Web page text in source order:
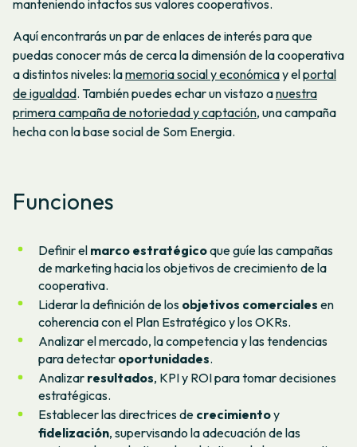
manteniendo intactos sus valores cooperativos.
Aquí encontrarás un par de enlaces de interés para que
puedas conocer más de cerca la dimensión de la cooperativa
a distintos niveles: lamemoria social y económicay elportal
de igualdad. También puedes echar un vistazo anuestra
primera campaña de notoriedad y captación, una campaña
hecha con la base social de Som Energia.
Funciones
Definir el marco estratégicoque guíe las campañas
de marketing hacia los objetivos de crecimiento de la
cooperativa.
Liderar la definición de los objetivos comerciales en
coherencia con el Plan Estratégico y los OKRs.
Analizar el mercado, la competencia y las tendencias
para detectar oportunidades.
Analizar resultados, KPI y ROI para tomar decisiones
estratégicas.
Establecer las directrices de crecimientoy
fidelización, supervisando la adecuación de las